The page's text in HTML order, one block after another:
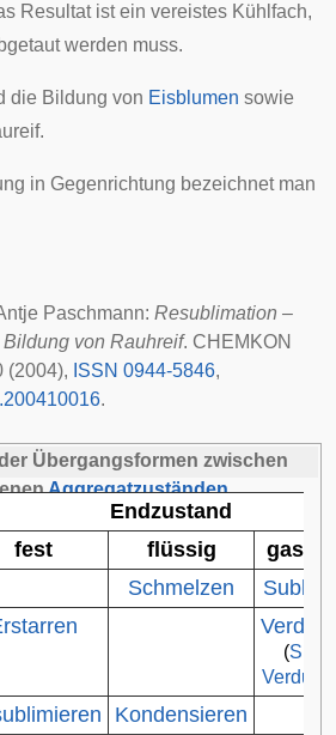
Resultat ist ein vereistes Kühlfach,
werden muss.
die Bildung von Eisblumen sowie
.
in Gegenrichtung bezeichnet man
Paschmann: Resublimation –
von Rauhreif. CHEMKON
(2004), ISSN 0944-5846,
.
Übergangsformen zwischen
Aggregatzuständen
Endzustand
fest
flüssig
Schmelzen
(
Kondensieren